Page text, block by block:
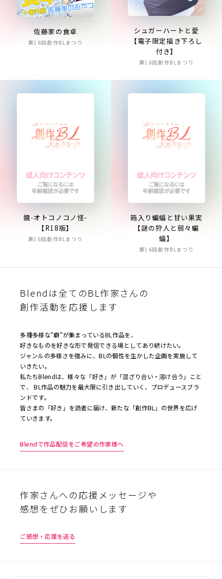
佐藤家の食卓
第16回創作BLまつり
シュガーハートと愛
【電子限定描き下ろし
付き】
第16回創作BLまつり
鏡-オトコノコノ怪-
【R18版】
第16回創作BLまつり
箱入り蝙蝠と甘い果実
【謎の狩人と弱々蝙
蝠】
第16回創作BLまつり
Blendは全てのBL作家さんの
創作活動を応援します
多種多様な"癖"が集まっているBL作品を、
好きなものを好きな形で発信できる場としてあり続けたい。
ジャンルの多様さを強みに、BLの個性を生かした企画を実施して
いきたい。
私たちBlendは、様々な「好き」が「混ざり合い・溶け合う」こと
で、 BL作品の魅力を最大限に引き出していく、プロデュースブラ
ンドです。
皆さまの「好き」を読者に届け、新たな「創作BL」の世界を広げ
ていきます。
Blendで作品配信をご希望の作家様へ
作家さんへの応援メッセージや
感想をぜひお願いします
ご感想・応援を送る